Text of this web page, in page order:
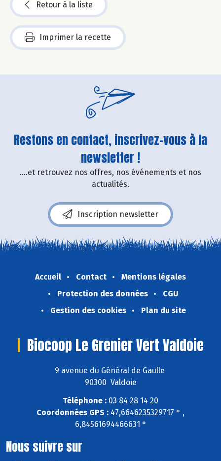
Retour à la liste
Imprimer la recette
Restons en contact, inscrivez-vous à la
newsletter !
....et retrouvez nos offres, nos événements et nos
actualités.
Inscription newsletter
Accueil Contact
Mentions légales
Protection des données
CGU
Gestion des cookies
Plan du site
Biocoop Le Grenier Vert Valdoie
9 avenue du Général de Gaulle
90300 Valdoie
Téléphone : 03 84 28 14 20
Coordonnées GPS : 47,6646235329717 ° ,
6,84561694466631 °
Nous suivre sur